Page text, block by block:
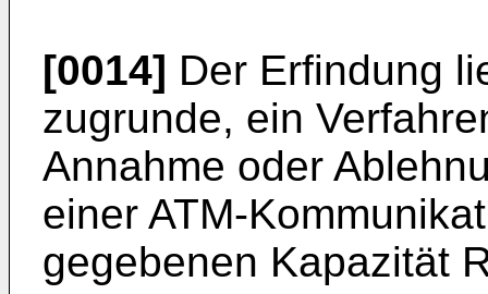
[0014] Der Erfindung
zugrunde, ein
Annahme oder
einer ATM-
gegebenen Kapazität